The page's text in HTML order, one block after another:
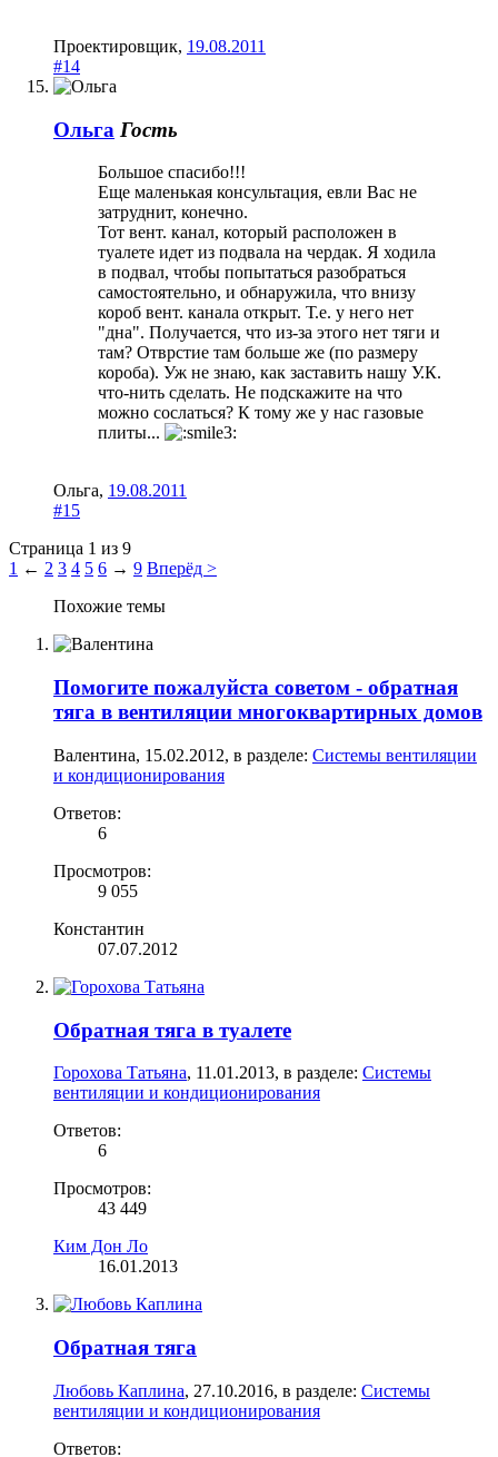
Проектировщик, 19.08.2011
#14
Ольга Гость
Большое спасибо!!!
Еще маленькая консультация, евли Вас не
затруднит, конечно.
Тот вент. канал, который расположен в
туалете идет из подвала на чердак. Я ходила
в подвал, чтобы попытаться разобраться
самостоятельно, и обнаружила, что внизу
короб вент. канала открыт. Т.е. у него нет
"дна". Получается, что из-за этого нет тяги и
там? Отврстие там больше же (по размеру
короба). Уж не знаю, как заставить нашу У.К.
что-нить сделать. Не подскажите на что
можно сослаться? К тому же у нас газовые
плиты...
Ольга, 19.08.2011
#15
Страница 1 из 9
1 ← 2 3 4 5 6 → 9 Вперёд >
Похожие темы
Помогите пожалуйста советом - обратная
тяга в вентиляции многоквартирных домов
Валентина, 15.02.2012, в разделе: Системы вентиляции
и кондиционирования
Ответов:
6
Просмотров:
9 055
Константин
07.07.2012
Обратная тяга в туалете
Горохова Татьяна, 11.01.2013, в разделе: Системы
вентиляции и кондиционирования
Ответов:
6
Просмотров:
43 449
Ким Дон Ло
16.01.2013
Обратная тяга
Любовь Каплина, 27.10.2016, в разделе: Системы
вентиляции и кондиционирования
Ответов: